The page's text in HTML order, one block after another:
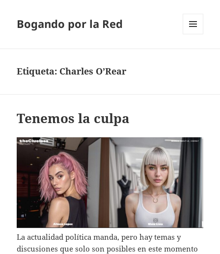
Bogando por la Red
Etiqueta: Charles O’Rear
Tenemos la culpa
La actualidad política manda, pero hay temas y
discusiones que solo son posibles en este momento